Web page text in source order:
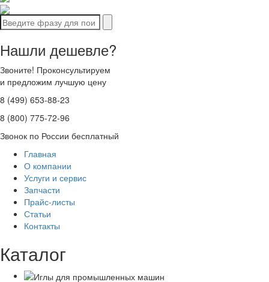
Нашли дешевле?
Звоните! Проконсультируем
и предложим лучшую цену
8 (499) 653-88-23
8 (800) 775-72-96
Звонок по России бесплатный
Главная
О компании
Услуги и сервис
Запчасти
Прайс-листы
Статьи
Контакты
Каталог